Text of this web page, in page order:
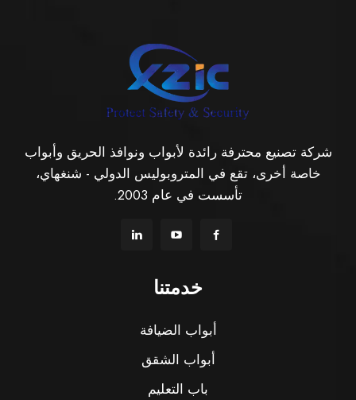
شركة تصنيع محترفة رائدة لأبواب ونوافذ الحريق وأبواب
خاصة أخرى، تقع في المتروبوليس الدولي - شنغهاي،
تأسست في عام 2003.
خدمتنا
أبواب الضيافة
أبواب الشقق
باب التعليم